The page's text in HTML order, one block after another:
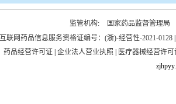
监管机构:
国家药品监督管理局
互联网药品信息服务资格证编号：(浙)-经营性-2021-0128
药品经营许可证
企业法人营业执照
医疗器械经营许可